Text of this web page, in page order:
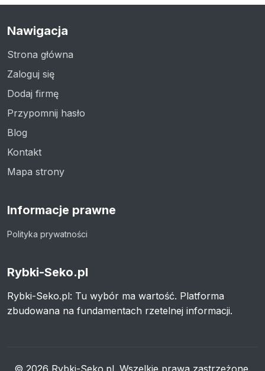
Nawigacja
Strona główna
Zaloguj się
Dodaj firmę
Przypomnij hasło
Blog
Kontakt
Mapa strony
Informacje prawne
Polityka prywatności
Rybki-Seko.pl
Rybki-Seko.pl: Tu wybór ma wartość. Platforma
zbudowana na fundamentach rzetelnej informacji.
© 2026 Rybki-Seko.pl. Wszelkie prawa zastrzeżone.